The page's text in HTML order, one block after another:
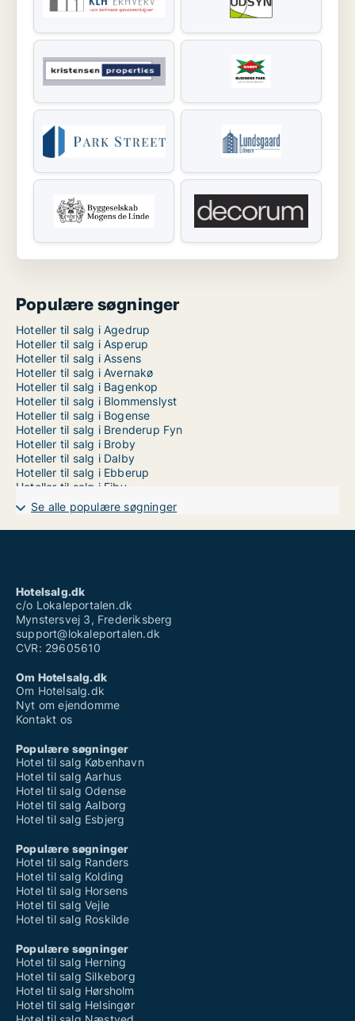
Populære søgninger
Hoteller til salg i Agedrup
Hoteller til salg i Asperup
Hoteller til salg i Assens
Hoteller til salg i Avernakø
Hoteller til salg i Bagenkop
Hoteller til salg i Blommenslyst
Hoteller til salg i Bogense
Hoteller til salg i Brenderup Fyn
Hoteller til salg i Broby
Hoteller til salg i Dalby
Hoteller til salg i Ebberup
Hoteller til salg i Ejby
Hoteller til salg i Ferritslev Fyn
Hoteller til salg i Frørup
Hoteller til salg i Faaborg
Hoteller til salg i Gudbjerg Sydfyn
Hoteller til salg i Gudme
Hoteller til salg i Harndrup
Hoteller til salg i Hesselager
Hoteller til salg i Humble
Hoteller til salg i Kerteminde
Hoteller til salg i Kværndrup
Hoteller til salg i Langeskov
Hoteller til salg i Lyø
Hoteller til salg i Marstal
Hoteller til salg i Martofte
Hoteller til salg i Mesinge
Hoteller til salg i Middelfart
Hoteller til salg i Millinge
Hoteller til salg i Morud
Hoteller til salg i Munkebo
Hoteller til salg i Nyborg
Hoteller til salg i Nørre Aaby
Hoteller til salg i Odense C
Hoteller til salg i Odense M
Hoteller til salg i Odense N
Hoteller til salg i Odense NV
Hoteller til salg i Odense NØ
Hoteller til salg i Odense S
Hoteller til salg i Odense SV
Hoteller til salg i Odense SØ
Hoteller til salg i Odense V
Hoteller til salg i Otterup
Hoteller til salg i Oure
Se alle populære søgninger
Hotelsalg.dk
c/o Lokaleportalen.dk
Mynstersvej 3, Frederiksberg
support@lokaleportalen.dk
CVR: 29605610
Om Hotelsalg.dk
Om Hotelsalg.dk
Nyt om ejendomme
Kontakt os
Populære søgninger
Hotel til salg København
Hotel til salg Aarhus
Hotel til salg Odense
Hotel til salg Aalborg
Hotel til salg Esbjerg
Populære søgninger
Hotel til salg Randers
Hotel til salg Kolding
Hotel til salg Horsens
Hotel til salg Vejle
Hotel til salg Roskilde
Populære søgninger
Hotel til salg Herning
Hotel til salg Silkeborg
Hotel til salg Hørsholm
Hotel til salg Helsingør